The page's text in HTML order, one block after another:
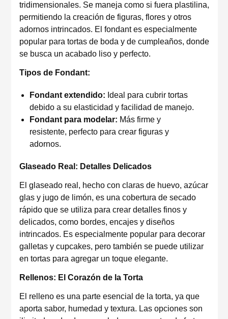
tridimensionales. Se maneja como si fuera plastilina,
permitiendo la creación de figuras, flores y otros
adornos intrincados. El fondant es especialmente
popular para tortas de boda y de cumpleaños, donde
se busca un acabado liso y perfecto.
Tipos de Fondant:
Fondant extendido: Ideal para cubrir tortas
debido a su elasticidad y facilidad de manejo.
Fondant para modelar: Más firme y
resistente, perfecto para crear figuras y
adornos.
Glaseado Real: Detalles Delicados
El glaseado real, hecho con claras de huevo, azúcar
glas y jugo de limón, es una cobertura de secado
rápido que se utiliza para crear detalles finos y
delicados, como bordes, encajes y diseños
intrincados. Es especialmente popular para decorar
galletas y cupcakes, pero también se puede utilizar
en tortas para agregar un toque elegante.
Rellenos: El Corazón de la Torta
El relleno es una parte esencial de la torta, ya que
aporta sabor, humedad y textura. Las opciones son